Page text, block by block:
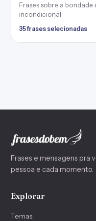
Frases sobre a
incondicional
35 frases selecionadas
Frases e mensagens pra
pessoa e cada momento.
Explorar
Temas